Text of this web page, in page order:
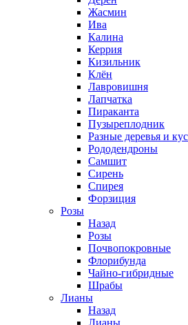
Жасмин
Ива
Калина
Керрия
Кизильник
Клён
Лавровишня
Лапчатка
Пираканта
Пузыреплодник
Разные деревья и
Рододендроны
Самшит
Сирень
Спирея
Форзиция
Розы
Назад
Розы
Почвопокровные
Флорибунда
Чайно-гибридные
Шрабы
Лианы
Назад
Лианы